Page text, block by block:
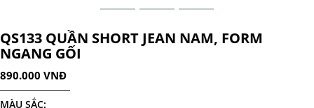
QS133 QUẦN SHORT JEAN NAM, FORM
NGANG GỐI
890.000 VNĐ
MÀU SẮC: